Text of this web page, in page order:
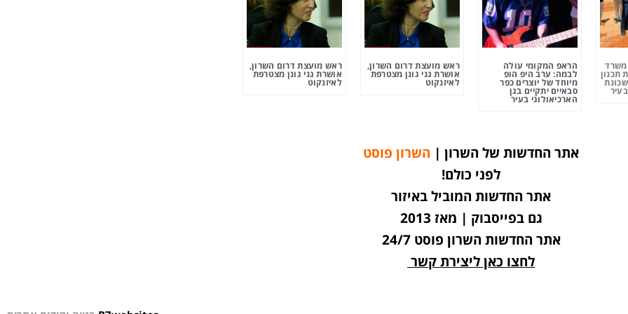
תכנון
הראפ המקומי עולה
לבמה: ערב היפ הופ
מיוחד של יוצרים כפר
סבאיים יתקיים בגן
הארכיאולוגי בעיר
ראש מועצת דרום השרון,
אושרת גני גונן מצטרפת
לאיזנקוט
ראש מועצת דרום השרון,
אושרת גני גונן מצטרפת
לאיזנקוט
אתר החדשות של השרון | השרון פוסט
לפני כולם!
אתר החדשות המוביל באיזור
גם בפייסבוק | מאז 2013
אתר החדשות השרון פוסט 24/7
לחצו כאן ליצירת קשר